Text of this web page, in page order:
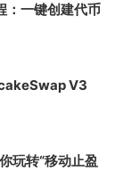
：一键创建代币
V3
玩转“移动止盈